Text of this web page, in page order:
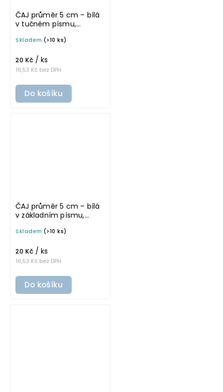
ČAJ průměr 5 cm – bílá
v tučném písmu,
na potravinové dózy
Skladem (>10 ks)
16,53 Kč bez DPH
20 Kč / ks
Do košíku
ČAJ průměr 5 cm – bílá
v základním písmu,
na potravinové dózy
Skladem (>10 ks)
16,53 Kč bez DPH
20 Kč / ks
Do košíku